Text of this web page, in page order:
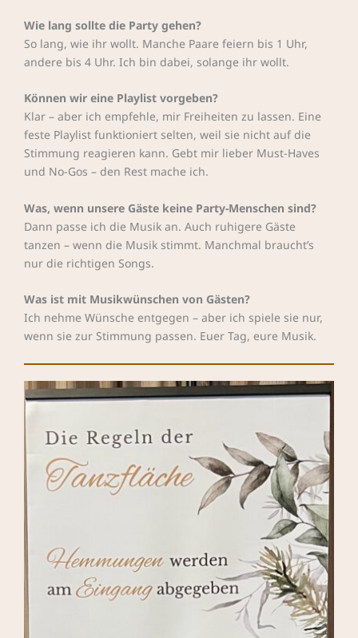
Wie lang sollte die Party gehen?
So lang, wie ihr wollt. Manche Paare feiern bis 1 Uhr,
andere bis 4 Uhr. Ich bin dabei, solange ihr wollt.
Können wir eine Playlist vorgeben?
Klar – aber ich empfehle, mir Freiheiten zu lassen. Eine
feste Playlist funktioniert selten, weil sie nicht auf die
Stimmung reagieren kann. Gebt mir lieber Must-Haves
und No-Gos – den Rest mache ich.
Was, wenn unsere Gäste keine Party-Menschen sind?
Dann passe ich die Musik an. Auch ruhigere Gäste
tanzen – wenn die Musik stimmt. Manchmal braucht’s
nur die richtigen Songs.
Was ist mit Musikwünschen von Gästen?
Ich nehme Wünsche entgegen – aber ich spiele sie nur,
wenn sie zur Stimmung passen. Euer Tag, eure Musik.